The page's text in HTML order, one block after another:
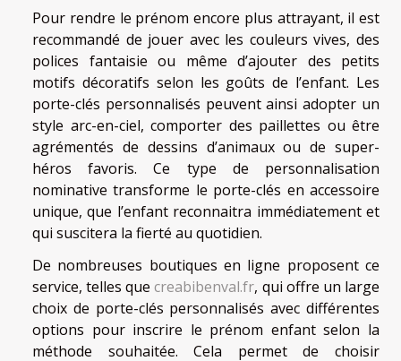
Pour rendre le prénom encore plus attrayant, il est
recommandé de jouer avec les couleurs vives, des
polices fantaisie ou même d’ajouter des petits
motifs décoratifs selon les goûts de l’enfant. Les
porte-clés personnalisés peuvent ainsi adopter un
style arc-en-ciel, comporter des paillettes ou être
agrémentés de dessins d’animaux ou de super-
héros favoris. Ce type de personnalisation
nominative transforme le porte-clés en accessoire
unique, que l’enfant reconnaitra immédiatement et
qui suscitera la fierté au quotidien.
De nombreuses boutiques en ligne proposent ce
service, telles quecreabibenval.fr, qui offre un large
choix de porte-clés personnalisés avec différentes
options pour inscrire le prénom enfant selon la
méthode souhaitée. Cela permet de choisir